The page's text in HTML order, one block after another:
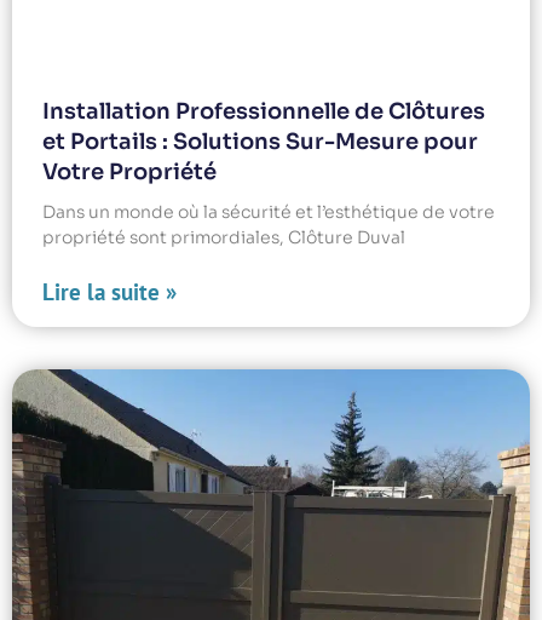
Installation Professionnelle de Clôtures
et Portails : Solutions Sur-Mesure pour
Votre Propriété
Dans un monde où la sécurité et l’esthétique de votre
propriété sont primordiales, Clôture Duval
Lire la suite »